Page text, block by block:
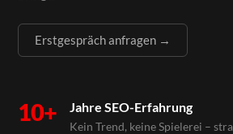
Erstgespräch anfragen →
10+ Jahre SEO-Erfahrung
Kein Trend, keine Spielerei –